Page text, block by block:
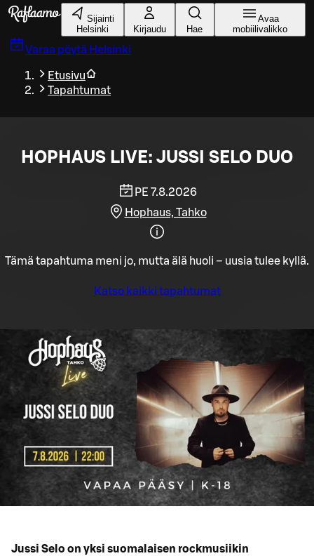
Siirry pääsisältöön
Sijainti
Helsinki
Kirjaudu Hae
Avaa
mobiilivalikko
Varaa pöytä Helsinki
Etusivu
Tapahtumat
HOPHAUS LIVE: JUSSI SELO DUO
PE 7.8.2026
Hophaus, Tahko
Tämä tapahtuma meni jo, mutta älä huoli – uusia tulee kyllä.
Katso kaikki tapahtumat
Jussi Selo on yksi suomalaisen rockmusiikin